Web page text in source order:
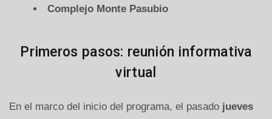
Complejo Monte Pasubio
Primeros pasos: reunión informativa
virtual
En el marco del inicio del programa, el pasado jueves